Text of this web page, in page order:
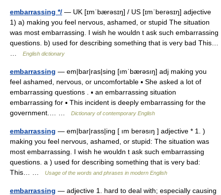
embarrassing */ — UK [ɪmˈbærəsɪŋ] / US [ɪmˈberəsɪŋ] adjective
1) a) making you feel nervous, ashamed, or stupid The situation
was most embarrassing. I wish he wouldn t ask such embarrassing
questions. b) used for describing something that is very bad This…
English dictionary
embarrassing — em|bar|ras|sing [ımˈbærəsıŋ] adj making you
feel ashamed, nervous, or uncomfortable ▪ She asked a lot of
embarrassing questions . ▪ an embarrassing situation
embarrassing for ▪ This incident is deeply embarrassing for the
government.… …
Dictionary of contemporary English
embarrassing — em|bar|rass|ing [ ım berəsıŋ ] adjective * 1. )
making you feel nervous, ashamed, or stupid: The situation was
most embarrassing. I wish he wouldn t ask such embarrassing
questions. a ) used for describing something that is very bad:
This… …
Usage of the words and phrases in modern English
embarrassing — adjective 1. hard to deal with; especially causing